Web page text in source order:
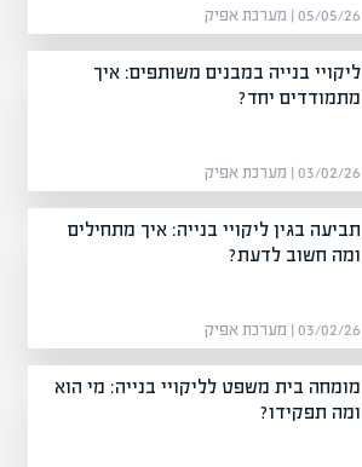
05/05/26 | מערכת אפיק
ליקויי בנייה במבנים משותפים: איך
מתמודדים יחד?
03/02/26 | מערכת אפיק
תביעה בגין ליקויי בנייה: איך מתחילים
ומה חשוב לדעת?
03/02/26 | מערכת אפיק
מומחה בית משפט לליקויי בנייה: מי הוא
ומה תפקידו?